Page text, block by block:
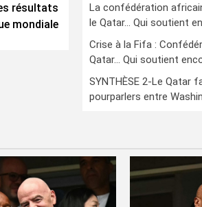
résultats
mondiale
La confédération
le Qatar… Qui soutient
Crise à la Fifa :
Qatar… Qui soutient
SYNTHÈSE 2-Le Qatar
pourparlers entre